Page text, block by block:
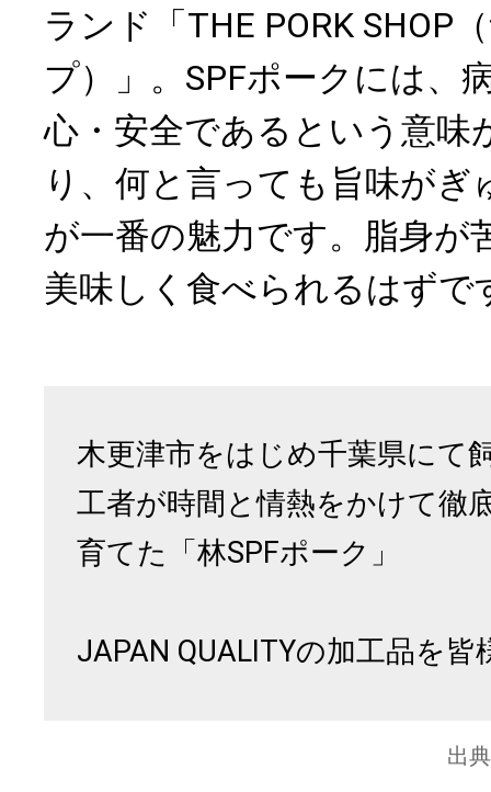
ランド「THE PORK SHOP
プ）」。SPFポークには、
心・安全であるという意味
り、何と言っても旨味が
が一番の魅力です。脂身が
美味しく食べられるはずで
木更津市をはじめ千葉県にて
工者が時間と情熱をかけて徹
育てた「林SPFポーク」
JAPAN QUALITYの加工品を
出